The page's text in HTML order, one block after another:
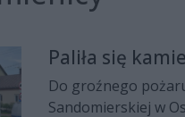
Paliła się
Do groźnego
Sandomierskiej w